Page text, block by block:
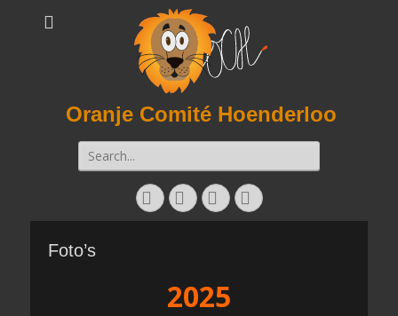
Oranje Comité Hoenderloo
Zoeken
naar:
Facebook
Twitter
E-
mail
Instagram
Foto’s
2025